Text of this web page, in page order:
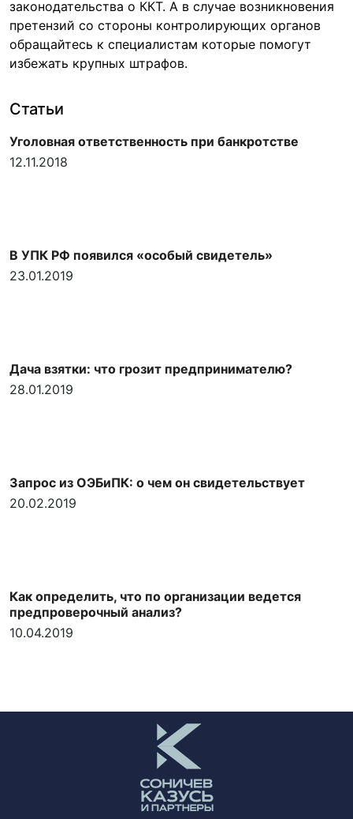
законодательства о ККТ. А в случае возникновения
претензий со стороны контролирующих органов
обращайтесь к специалистам которые помогут
избежать крупных штрафов.
Статьи
Уголовная ответственность при банкротстве
12.11.2018
В УПК РФ появился «особый свидетель»
23.01.2019
Дача взятки: что грозит предпринимателю?
28.01.2019
Запрос из ОЭБиПК: о чем он свидетельствует
20.02.2019
Как определить, что по организации ведется
предпроверочный анализ?
10.04.2019